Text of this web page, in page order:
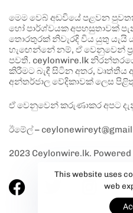
මෙම වෙබ් අඩවියේ පළවන
හෝ පාර්ශ්වයක අපහසුතාවක්
තොරතුරක් නිවැරදි විය යුතු
හැඟෙන්නේ නම්, ඒ වෙනුවෙන්
පවතී. ceylonwire.lk
කිරීමට බැඳී සිටින අතර,
අන්තර්ජාල වේදිකාවක් ලෙස
ඒ වෙනුවෙන් කරුණාකර අපට
ඊමේල් –
2023 Ceylonwire.lk. Powered
This website uses
web